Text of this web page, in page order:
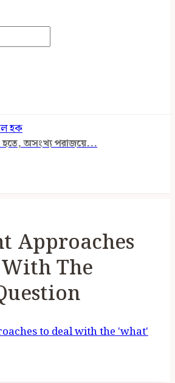
অসংখ্য পরাজয়ে...
Approaches
The